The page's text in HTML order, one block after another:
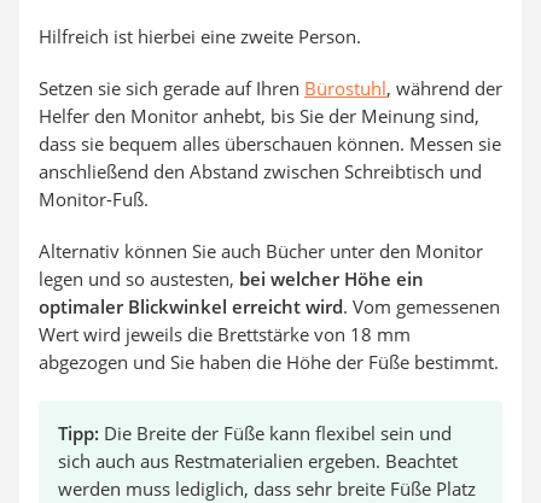
Hilfreich ist hierbei eine zweite Person.
Setzen sie sich gerade auf Ihren Bürostuhl, während der
Helfer den Monitor anhebt, bis Sie der Meinung sind,
dass sie bequem alles überschauen können. Messen sie
anschließend den Abstand zwischen Schreibtisch und
Monitor-Fuß.
Alternativ können Sie auch Bücher unter den Monitor
legen und so austesten, bei welcher Höhe ein
optimalerBlickwinkel erreicht wird. Vom gemessenen
Wert wird jeweils die Brettstärke von 18 mm
abgezogen und Sie haben die Höhe der Füße bestimmt.
Tipp: Die Breite der Füße kann flexibel sein und
sich auch aus Restmaterialien ergeben. Beachtet
werden muss lediglich, dass sehr breite Füße Platz